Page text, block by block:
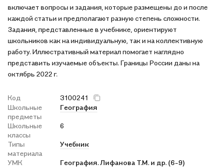
включает вопросы и задания, которые размещены до и после
каждой статьи и предполагают разную степень сложности.
Задания, представленные в учебнике, ориентируют
школьников как на индивидуальную, так и на коллективную
работу. Иллюстративный материал помогает наглядно
представить изучаемые объекты. Границы России даны на
октябрь 2022 г.
Код
3100241
Школьные
предметы
География
Школьные
классы
6
Типы
материала
Учебник
УМК
География. Лифанова Т.М. и др. (6-9)